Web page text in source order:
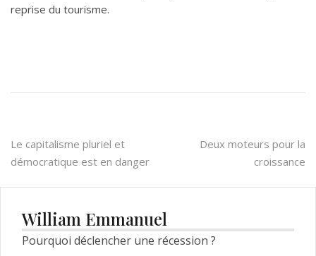
reprise du tourisme.
Navigation
de
Le capitalisme pluriel et
démocratique est en danger
Deux moteurs pour la
croissance
William Emmanuel
Pourquoi déclencher une récession ?